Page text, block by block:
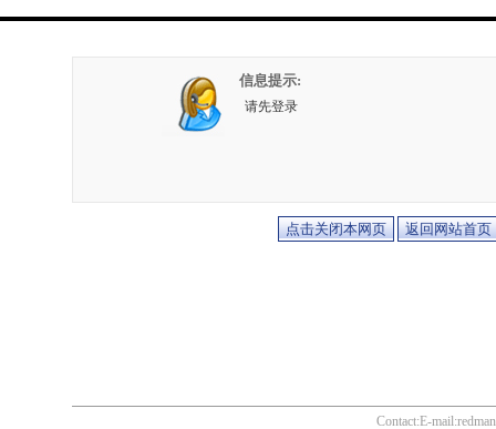
信息提示:
请先登录
Contact:E-